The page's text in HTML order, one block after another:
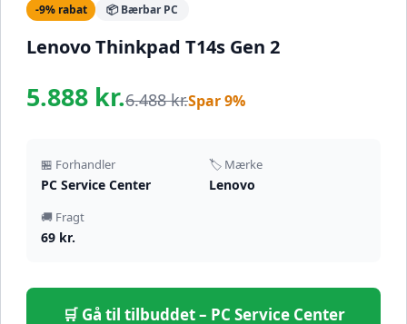
-9% rabat 📦 Bærbar PC
Lenovo Thinkpad T14s Gen 2
5.888 kr.6.488 kr.Spar 9%
🏪 Forhandler
PC Service Center
🏷️ Mærke
Lenovo
🚚 Fragt
69 kr.
🛒 Gå til tilbuddet – PC Service Center